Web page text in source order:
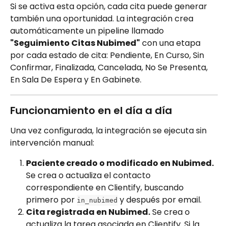
Si se activa esta opción, cada cita puede generar
también una oportunidad. La integración crea
automáticamente un pipeline llamado
"Seguimiento Citas Nubimed" con una etapa
por cada estado de cita: Pendiente, En Curso, Sin
Confirmar, Finalizada, Cancelada, No Se Presenta,
En Sala De Espera y En Gabinete.
Funcionamiento en el día a día
Una vez configurada, la integración se ejecuta sin
intervención manual:
Paciente creado o modificado en Nubimed.
Se crea o actualiza el contacto
correspondiente en Clientify, buscando
primero por in_nubimed y después por email.
Cita registrada en Nubimed. Se crea o